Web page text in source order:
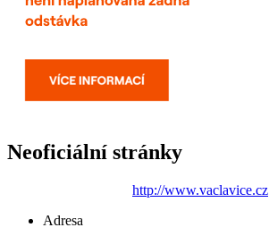
Neoficiální stránky
http://www.vaclavice.cz
Adresa